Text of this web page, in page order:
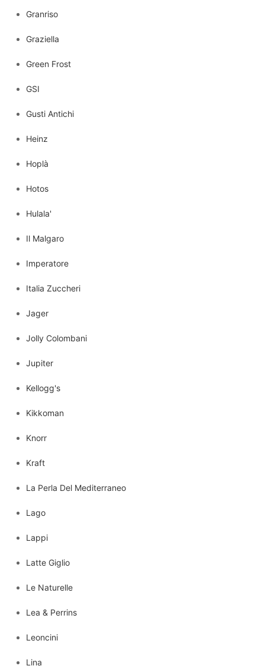
Granriso
Graziella
Green Frost
GSI
Gusti Antichi
Heinz
Hoplà
Hotos
Hulala'
Il Malgaro
Imperatore
Italia Zuccheri
Jager
Jolly Colombani
Jupiter
Kellogg's
Kikkoman
Knorr
Kraft
La Perla Del Mediterraneo
Lago
Lappi
Latte Giglio
Le Naturelle
Lea & Perrins
Leoncini
Lina